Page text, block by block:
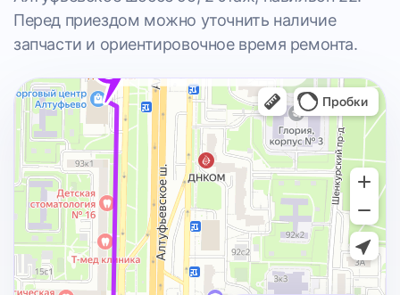
Перед приездом можно уточнить наличие
запчасти и ориентировочное время ремонта.